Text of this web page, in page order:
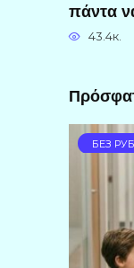
πάντα
43.4к.
БЕЗ